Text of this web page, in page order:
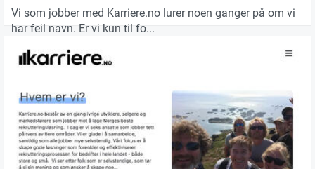
Vi som jobber med Karriere.no lurer noen ganger på om vi
har feil navn. Er vi kun til fo...